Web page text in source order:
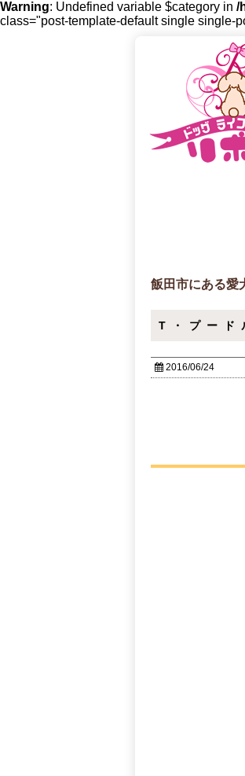
Warning: Undefined variable $category in /
class="post-template-default single single-
飯田市にある愛
T・プード
2016/06/24